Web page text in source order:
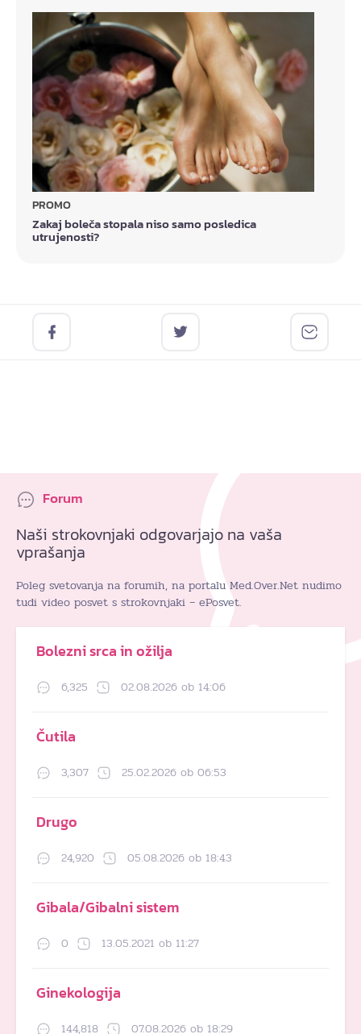
PROMO
Zakaj boleča stopala niso samo posledica
utrujenosti?
Forum
Naši strokovnjaki odgovarjajo na vaša
vprašanja
Poleg svetovanja na forumih, na portalu Med.Over.Net nudimo
tudi video posvet s strokovnjaki – ePosvet.
Bolezni srca in ožilja
6,325 02.08.2026 ob 14:06
Čutila
3,307 25.02.2026 ob 06:53
Drugo
24,920 05.08.2026 ob 18:43
Gibala/Gibalni sistem
0 13.05.2021 ob 11:27
Ginekologija
144,818 07.08.2026 ob 18:29